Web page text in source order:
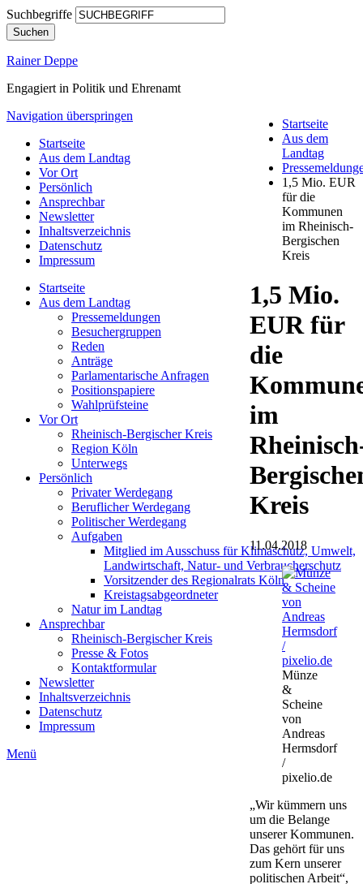
Suchbegriffe
Suchen
Rainer Deppe
Engagiert in Politik und Ehrenamt
Navigation überspringen
Startseite
Aus dem Landtag
Vor Ort
Persönlich
Ansprechbar
Newsletter
Inhaltsverzeichnis
Datenschutz
Impressum
Startseite
Aus dem Landtag
Pressemeldungen
Besuchergruppen
Reden
Anträge
Parlamentarische Anfragen
Positionspapiere
Wahlprüfsteine
Vor Ort
Rheinisch-Bergischer Kreis
Region Köln
Unterwegs
Persönlich
Privater Werdegang
Beruflicher Werdegang
Politischer Werdegang
Aufgaben
Mitglied im Ausschuss für Klimaschutz, Umwelt,
Landwirtschaft, Natur- und Verbraucherschutz
Vorsitzender des Regionalrats Köln
Kreistagsabgeordneter
Natur im Landtag
Ansprechbar
Rheinisch-Bergischer Kreis
Presse & Fotos
Kontaktformular
Newsletter
Inhaltsverzeichnis
Datenschutz
Impressum
Menü
Startseite
Aus dem
Landtag
1,5 Mio. EUR
für die
Kommunen
im Rheinisch-
Bergischen
Kreis
1,5 Mio.
EUR für
die
im
Kreis
11.04.2018
Münze
&
Scheine
von
Andreas
Hermsdorf
/
pixelio.de
„Wir kümmern uns
um die Belange
unserer Kommunen.
Das gehört für uns
zum Kern unserer
politischen Arbeit“,